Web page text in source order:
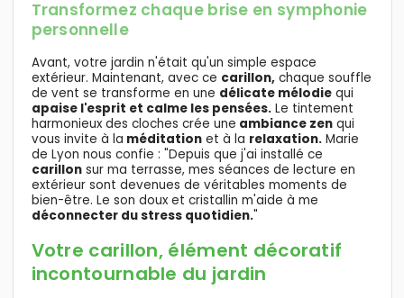
Transformez chaque brise en symphonie
personnelle
Avant, votre jardin n'était qu'un simple espace
extérieur. Maintenant, avec ce carillon,chaque souffle
de vent se transforme en une délicate mélodiequi
apaise l'esprit et calme les pensées.Le tintement
harmonieux des cloches crée une ambiance zenqui
vous invite à la méditationet à la relaxation.Marie
de Lyon nous confie : "Depuis que j'ai installé ce
carillonsur ma terrasse, mes séances de lecture en
extérieur sont devenues de véritables moments de
bien-être. Le son doux et cristallin m'aide à me
déconnecter du stress quotidien."
Votre carillon, élément décoratif
incontournable du jardin